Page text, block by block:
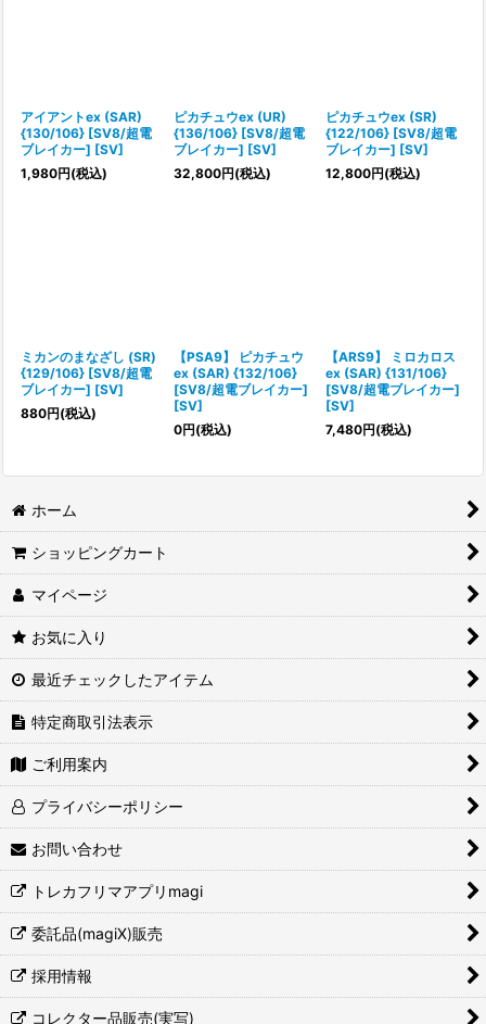
アイアントex (SAR)
{130/106} [SV8/超電
ブレイカー] [SV]
1,980円(税込)
ピカチュウex (UR)
{136/106} [SV8/超電
ブレイカー] [SV]
32,800円(税込)
ピカチュウex (SR)
{122/106} [SV8/超電
ブレイカー] [SV]
12,800円(税込)
ミカンのまなざし (SR)
{129/106} [SV8/超電
ブレイカー] [SV]
880円(税込)
【PSA9】 ピカチュウ
ex (SAR) {132/106}
[SV8/超電ブレイカー]
[SV]
0円(税込)
【ARS9】 ミロカロス
ex (SAR) {131/106}
[SV8/超電ブレイカー]
[SV]
7,480円(税込)
ホーム
ショッピングカート
マイページ
お気に入り
最近チェックしたアイテム
特定商取引法表示
ご利用案内
プライバシーポリシー
お問い合わせ
トレカフリマアプリmagi
委託品(magiX)販売
採用情報
コレクター品販売(実写)